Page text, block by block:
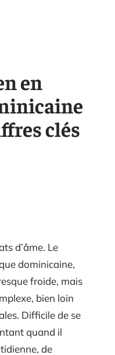
en
clés
d’âme. Le
dominicaine,
froide, mais
bien loin
Difficile de se
quand il
de